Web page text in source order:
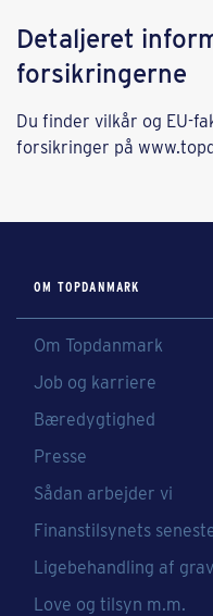
Detaljeret
forsikringerne
Du finder vilkår og EU-
forsikringer på
OM TOPDANMARK
Om Topdanmark
Job og karriere
Bæredygtighed
Presse
Sådan arbejder vi
Finanstilsynets
Ligebehandling af
Love og tilsyn m.m.